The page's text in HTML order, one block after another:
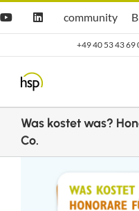
YouTubeLinkedIn
Hsp
community
community
+49 40 53 43 69
Was kostet was?
Co.
grösseres